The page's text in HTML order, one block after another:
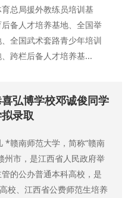
总局援外教练员培训基
备人才培养基地、全国举
全国武术套路青少年培训
跨栏后备人才培养基...
喜弘博学校邓诚俊同学
录取
*赣南师范大学，简称“赣南
州市，是江西省人民政府举
的公办普通本科高校，是
校、江西省公费师范生培养